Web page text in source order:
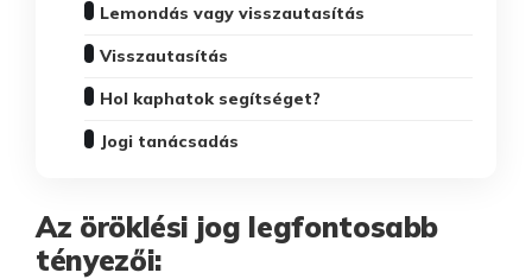
Lemondás vagy visszautasítás
Visszautasítás
Hol kaphatok segítséget?
Jogi tanácsadás
Az öröklési jog legfontosabb
tényezői: